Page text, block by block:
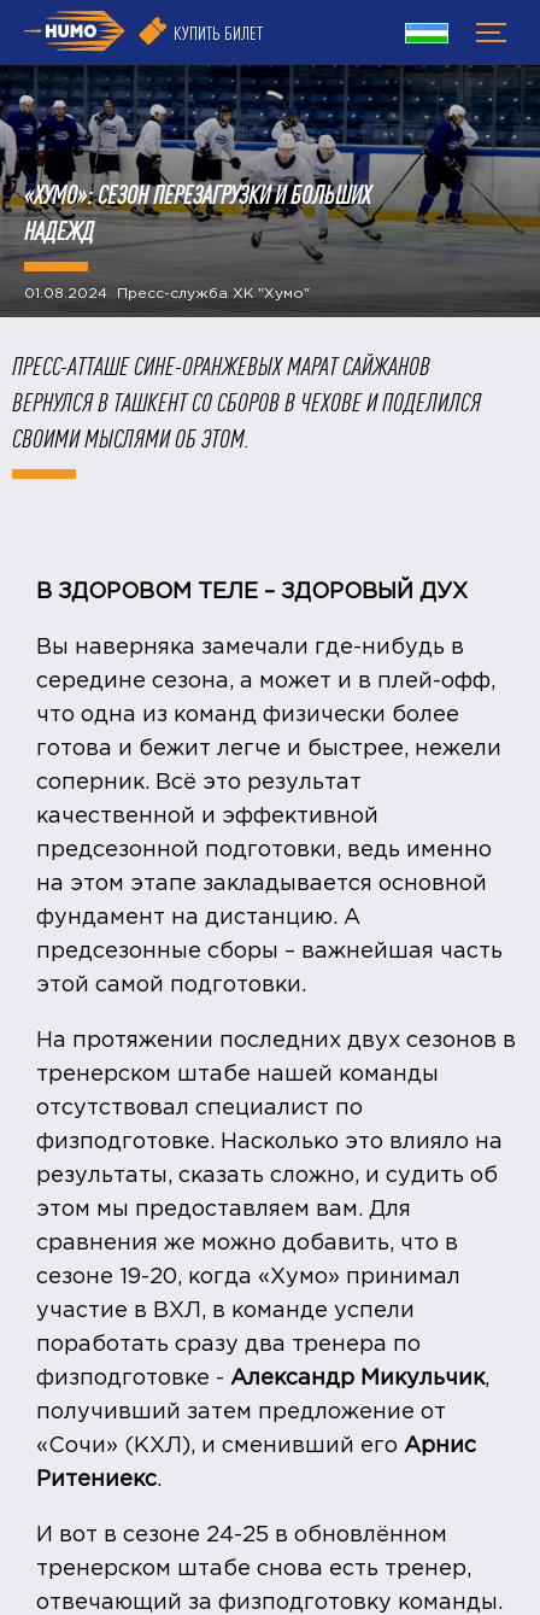
КУПИТЬ БИЛЕТ
«ХУМО»: СЕЗОН ПЕРЕЗАГРУЗКИ И БОЛЬШИХ
НАДЕЖД
01.08.2024 Пресс-служба ХК "Хумо"
ПРЕСС-АТТАШЕ СИНЕ-ОРАНЖЕВЫХ МАРАТ САЙЖАНОВ
ВЕРНУЛСЯ В ТАШКЕНТ СО СБОРОВ В ЧЕХОВЕ И ПОДЕЛИЛСЯ
СВОИМИ МЫСЛЯМИ ОБ ЭТОМ.
В ЗДОРОВОМ ТЕЛЕ – ЗДОРОВЫЙ ДУХ
Вы наверняка замечали где-нибудь в
середине сезона, а может и в плей-офф,
что одна из команд физически более
готова и бежит легче и быстрее, нежели
соперник. Всё это результат
качественной и эффективной
предсезонной подготовки, ведь именно
на этом этапе закладывается основной
фундамент на дистанцию. А
предсезонные сборы – важнейшая часть
этой самой подготовки.
На протяжении последних двух сезонов в
тренерском штабе нашей команды
отсутствовал специалист по
физподготовке. Насколько это влияло на
результаты, сказать сложно, и судить об
этом мы предоставляем вам. Для
сравнения же можно добавить, что в
сезоне 19-20, когда «Хумо» принимал
участие в ВХЛ, в команде успели
поработать сразу два тренера по
физподготовке - Александр Микульчик,
получивший затем предложение от
«Сочи» (КХЛ), и сменивший его Арнис
Ритениекс.
И вот в сезоне 24-25 в обновлённом
тренерском штабе снова есть тренер,
отвечающий за физподготовку команды.